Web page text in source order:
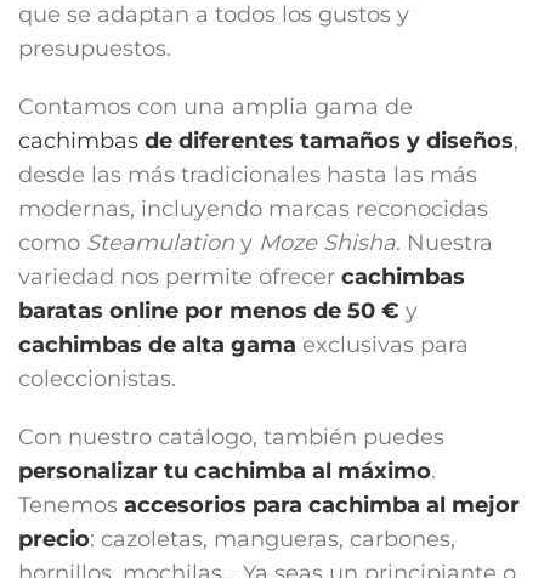
que se adaptan a todos los gustos y
presupuestos.
Contamos con una amplia gama de
cachimbas de diferentes tamaños y diseños,
desde las más tradicionales hasta las más
modernas, incluyendo marcas reconocidas
como Steamulation y Moze Shisha. Nuestra
variedad nos permite ofrecer cachimbas
baratas online por menos de 50 € y
cachimbas de alta gama exclusivas para
coleccionistas.
Con nuestro catálogo, también puedes
personalizar tu cachimba al máximo.
Tenemos accesorios para cachimba al mejor
precio: cazoletas, mangueras, carbones,